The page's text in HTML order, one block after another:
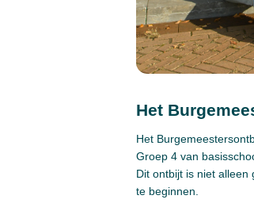
Het
Het
Groep 4 van
Dit ontbijt is niet
te beginnen.